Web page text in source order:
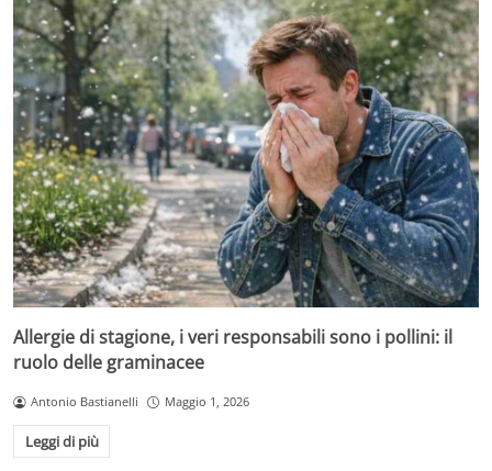
Allergie di stagione, i veri responsabili sono i pollini: il
ruolo delle graminacee
Antonio Bastianelli Maggio 1, 2026
Leggi di più